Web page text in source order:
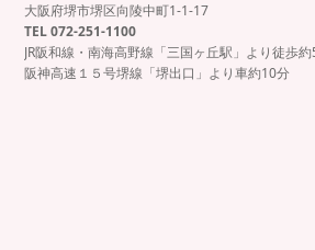
大阪府堺市堺区向陵中町1-1-17
TEL 072-251-1100
JR阪和線・南海高野線「三国ヶ丘駅」より徒歩
阪神高速１５号堺線「堺出口」より車約10分